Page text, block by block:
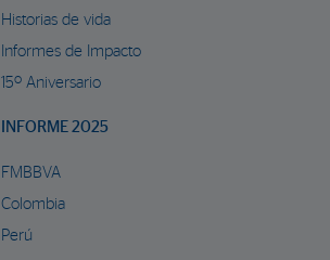
Historias de vida
Informes de Impacto
15º Aniversario
INFORME 2025
FMBBVA
Colombia
Perú